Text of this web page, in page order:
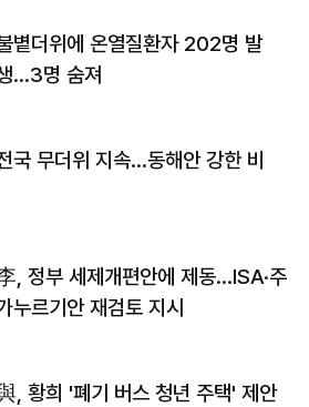
볕더위에 온열질환자 202명 발
…3명 숨져
국 무더위 지속…동해안 강한 비
, 정부 세제개편안에 제동…ISA·주
누르기안 재검토 지시
, 황희 '폐기 버스 청년 주택' 제안